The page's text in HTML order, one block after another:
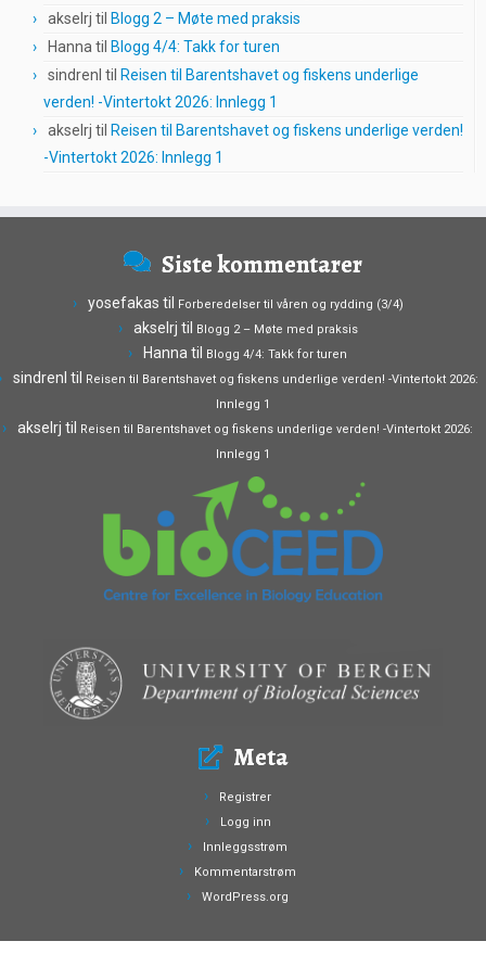
akselrj til Blogg 2 – Møte med praksis
Hanna til Blogg 4/4: Takk for turen
sindrenl til Reisen til Barentshavet og fiskens underlige
verden! -Vintertokt 2026: Innlegg 1
akselrj til Reisen til Barentshavet og fiskens underlige verden!
-Vintertokt 2026: Innlegg 1
Siste kommentarer
yosefakas til Forberedelser til våren og rydding (3/4)
akselrj til Blogg 2 – Møte med praksis
Hanna til Blogg 4/4: Takk for turen
sindrenl til
Reisen til Barentshavet og fiskens underlige verden! -Vintertokt 2026:
Innlegg 1
akselrj til
Reisen til Barentshavet og fiskens underlige verden! -Vintertokt 2026:
Innlegg 1
Meta
Registrer
Logg inn
Innleggsstrøm
Kommentarstrøm
WordPress.org